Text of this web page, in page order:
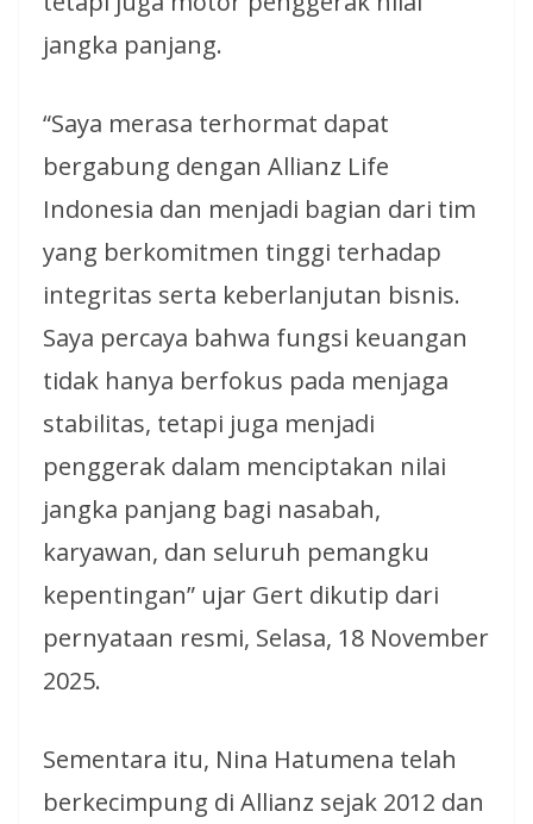
jangka panjang.
“Saya merasa terhormat dapat
bergabung dengan Allianz Life
Indonesia dan menjadi bagian dari tim
yang berkomitmen tinggi terhadap
integritas serta keberlanjutan bisnis.
Saya percaya bahwa fungsi keuangan
tidak hanya berfokus pada menjaga
stabilitas, tetapi juga menjadi
penggerak dalam menciptakan nilai
jangka panjang bagi nasabah,
karyawan, dan seluruh pemangku
kepentingan” ujar Gert dikutip dari
pernyataan resmi, Selasa, 18 November
2025.
Sementara itu, Nina Hatumena telah
berkecimpung di Allianz sejak 2012 dan